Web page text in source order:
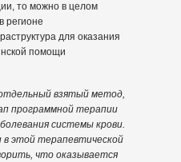
то можно в целом
регионе
для оказания
помощи
взятый метод,
программной терапии
системы крови.
этой терапевтической
что оказывается